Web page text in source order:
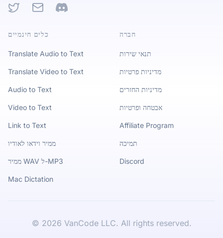
TwitterEmail Discord
כלים חינמיים
Translate Audio to Text
Translate Video to Text
Audio to Text
Video to Text
Link to Text
ממיר וידאו לאודיו
ממיר WAV ל-MP3
Mac Dictation
חברה
תנאי שירות
מדיניות פרטיות
מדיניות החזרים
אבטחה ופרטיות
Affiliate Program
תמיכה
Discord
© 2026 VanCode LLC. All rights reserved.